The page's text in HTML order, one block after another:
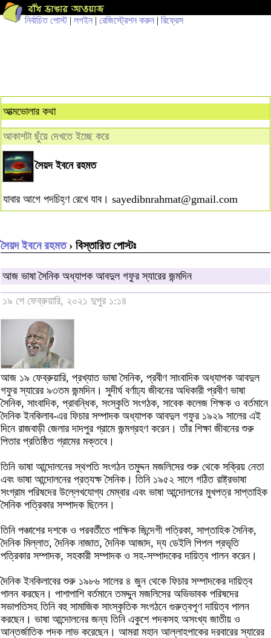
নির্বাচিত পোস্ট| লগইন | রেজিস্ট্রেশন করুন | রিফ্রেস
আত্মভোলার কথা
আকাশটা ছুঁয়ে দেখতে ইচ্ছে করে
সৈয়দ ইবনে রহমত
যাবার আগে পদচিহ্ণ রেখে যাব। sayedibnrahmat@gmail.com
সৈয়দ ইবনে রহমত› বিস্তারিত পোস্টঃ
আজ ভাষা সৈনিক অধ্যাপক আবদুল গফুর স্যারের জন্মদিন
১৯ শে ফেব্রুয়ারি, ২০২১ দুপুর ১:১৪
আজ ১৯ ফেব্রুয়ারি, প্রখ্যাত ভাষা সৈনিক, প্রবীণ সাংবাদিক অধ্যাপক আবদুল
গফুর স্যারের ৯৩তম জন্মদিন। সুদীর্ঘ বর্ণাঢ্য জীবনের অধিকারী প্রবীণ ভাষা
সৈনিক, সাংবাদিক, প্রাবন্ধিক, সংস্কৃতি সংগঠক, সাবেক কলেজ শিক্ষক ও বর্তমানে
দৈনিক ইনকিলাব-এর ফিচার সম্পাদক অধ্যাপক আবদুল গফুর ১৯২৯ সালের এই
দিনে রাজবাড়ী জেলার দাদপুর গ্রামে জন্মগ্রহণ করেন। তাঁর শিক্ষা জীবনের শুরু
পিতার প্রতিষ্ঠিত গ্রামের মক্তবে।
তিনি ভাষা আন্দোলনের স্থপতি সংগঠন তমুদ্দন মজলিসের শুরু থেকে সক্রিয় নেতা
এবং ভাষা আন্দোলনের প্রত্যক্ষ সৈনিক। তিনি ১৯৫২ সালে গঠিত রাষ্ট্রভাষা
সংগ্রাম পরিষদের উল্লেখযোগ্য মেম্বার এবং ভাষা আন্দোলনের মুখপত্র সাপ্তাহিক
সৈনিক পত্রিকার সম্পাদক ছিলেন।
তিনি পঞ্চাশের দশকে ও পরবর্তীতে পাক্ষিক জিন্দেগী পত্রিকা, সাপ্তাহিক সৈনিক,
দৈনিক মিল্লাত, দৈনিক নাজাত, দৈনিক আজাদ, দ্য ডেইলি পিপল প্রভৃতি
পত্রিকার সম্পাদক, সহকারী সম্পাদক ও সহ-সম্পাদকের দায়িত্ব পালন করেন।
দৈনিক ইনকিলাবের শুরু ১৯৮৬ সালের ৪ জুন থেকে ফিচার সম্পাদকের দায়িত্ব
পালন করছেন। পাশাপাশি বর্তমানে তমদ্দুন মজলিসের অভিভাবক পরিষদের
সভাপতিসহ তিনি বহু সামাজিক সাংস্কৃতিক সংগঠনে গুরুত্বপূণ দায়িত্ব পালন
করছেন। ভাষা আন্দোলনের জন্য তিনি একুশে পদকসহ অসংখ্য জাতীয় ও
আন্তর্জাতিক পদক লাভ করেছেন। আমরা মহান আল্লাহপাকের দরবারের স্যারের